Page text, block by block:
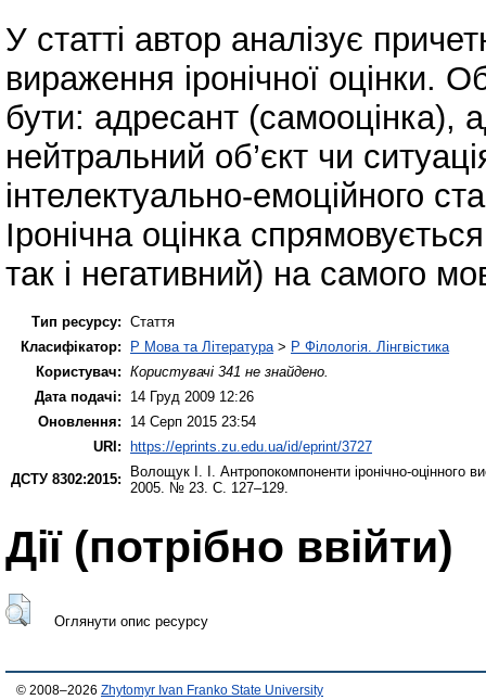
У статті автор аналізує
вираження іронічної оцінки.
бути: адресант (самооцінка),
нейтральний об’єкт чи
інтелектуально-емоційного
Іронічна оцінка
так і негативний) на самого
Тип ресурсу: Стаття
Класифікатор:
P Мова та Література > P Філологія. Лінгвістика
Користувач: Користувачі 341 не знайдено.
Дата подачі:
14 Груд 2009 12:26
Оновлення:
14 Серп 2015 23:54
URI: https://eprints.zu.edu.ua/id/eprint/3727
ДСТУ 8302:2015:
Волощук І. І. Антропокомпоненти іронічно-оцінного
2005. № 23. С. 127–129.
Дії ​​(потрібно ввійти)
Оглянути опис ресурсу
© 2008–2026 Zhytomyr Ivan Franko State University